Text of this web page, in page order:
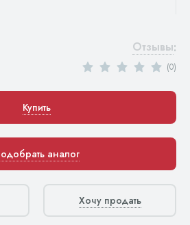
Отзывы:
(0)
Купить
аналог
Хочу продать